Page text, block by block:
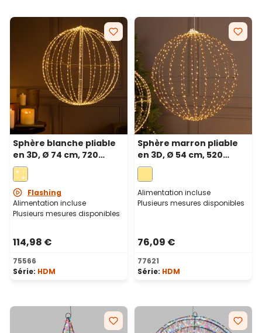
Sphère blanche pliable
en 3D, Ø 74 cm, 720
microled haute densité
blanc chaud et froid,
utilisation en intérieur
Flashing
Alimentation incluse
Plusieurs mesures disponibles
114,98 €
75566
Série: HDM
Sphère marron pliable
en 3D, Ø 54 cm, 520
microled haute densité
blanc chaud, utilisation
en intérieur
Alimentation incluse
Plusieurs mesures disponibles
76,09 €
77621
Série: HDM